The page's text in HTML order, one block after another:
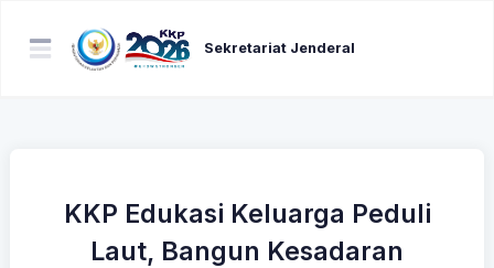
Sekretariat Jenderal
KKP Edukasi Keluarga Peduli
Laut, Bangun Kesadaran